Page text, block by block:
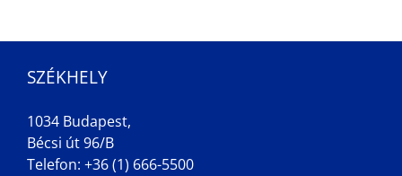
SZÉKHELY
1034 Budapest,
Bécsi út 96/B
Telefon: +36 (1) 666-5500